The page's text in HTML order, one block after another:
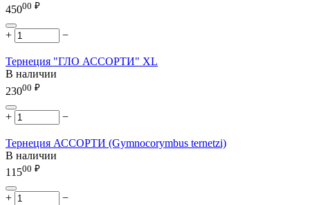
45000 ₽
+ −
Тернеция "ГЛО АССОРТИ" XL
В наличии
23000 ₽
+ −
Тернеция АССОРТИ (Gymnocorymbus ternetzi)
В наличии
11500 ₽
+ −